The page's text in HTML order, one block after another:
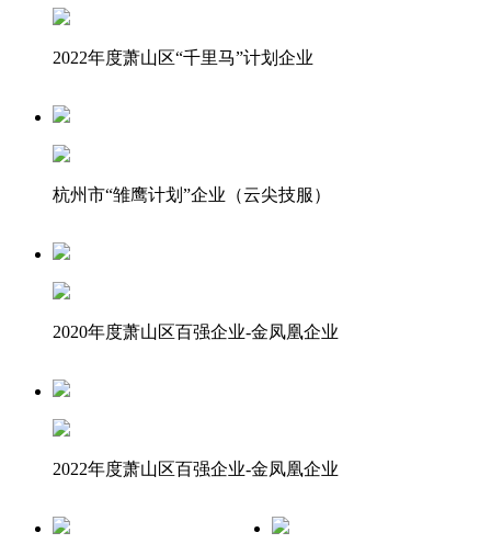
2022年度萧山区“千里马”计划企业
杭州市“雏鹰计划”企业（云尖技服）
2020年度萧山区百强企业-金凤凰企业
2022年度萧山区百强企业-金凤凰企业